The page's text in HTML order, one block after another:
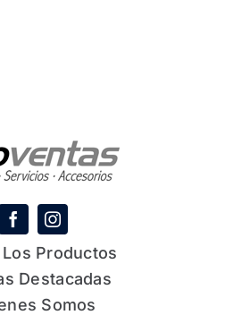
Productos
Destacadas
Somos